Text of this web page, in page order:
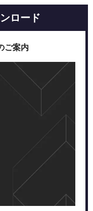
ト作成条件の追加
ロード
ご案内